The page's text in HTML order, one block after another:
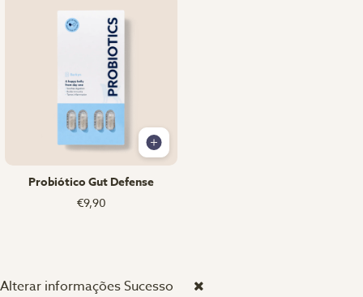
Probiótico Gut Defense
€9,90
Alterar informaçõesSucesso